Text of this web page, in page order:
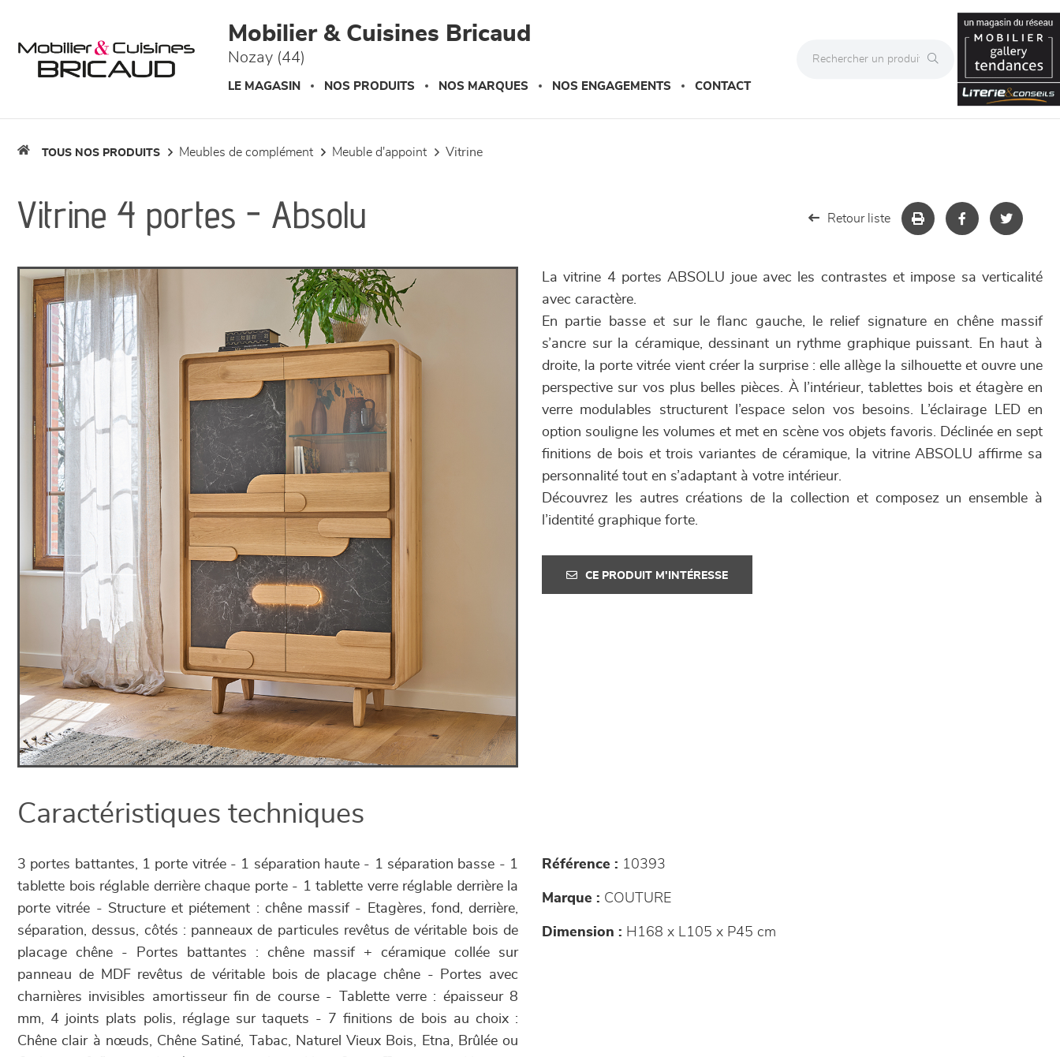
Mobilier & Cuisines Bricaud
Nozay (44)
LE MAGASIN NOS PRODUITS NOS MARQUES NOS ENGAGEMENTS CONTACT
TOUS NOS PRODUITS meubles de complément meuble d'appoint vitrine
Vitrine 4 portes - Absolu Retour liste
La vitrine 4 portes ABSOLU joue avec les contrastes et impose sa verticalité
avec caractère.
En partie basse et sur le flanc gauche, le relief signature en chêne massif
s’ancre sur la céramique, dessinant un rythme graphique puissant. En haut à
droite, la porte vitrée vient créer la surprise : elle allège la silhouette et ouvre une
perspective sur vos plus belles pièces. À l’intérieur, tablettes bois et étagère en
verre modulables structurent l’espace selon vos besoins. L’éclairage LED en
option souligne les volumes et met en scène vos objets favoris. Déclinée en sept
finitions de bois et trois variantes de céramique, la vitrine ABSOLU affirme sa
personnalité tout en s’adaptant à votre intérieur.
Découvrez les autres créations de la collection et composez un ensemble à
l’identité graphique forte.
CE PRODUIT M'INTÉRESSE
Caractéristiques techniques
3 portes battantes, 1 porte vitrée - 1 séparation haute - 1 séparation basse - 1
tablette bois réglable derrière chaque porte - 1 tablette verre réglable derrière la
porte vitrée - Structure et piétement : chêne massif - Etagères, fond, derrière,
séparation, dessus, côtés : panneaux de particules revêtus de véritable bois de
placage chêne - Portes battantes : chêne massif + céramique collée sur
panneau de MDF revêtus de véritable bois de placage chêne - Portes avec
charnières invisibles amortisseur fin de course - Tablette verre : épaisseur 8
mm, 4 joints plats polis, réglage sur taquets - 7 finitions de bois au choix :
Chêne clair à nœuds, Chêne Satiné, Tabac, Naturel Vieux Bois, Etna, Brûlée ou
Référence : 10393
Marque : COUTURE
Dimension : H168 x L105 x P45 cm